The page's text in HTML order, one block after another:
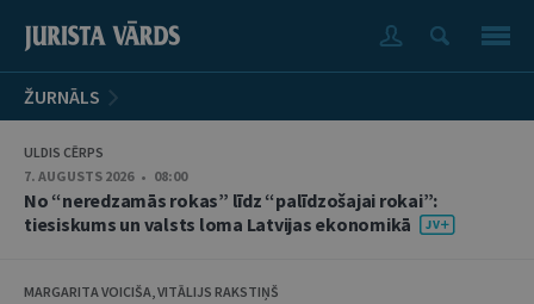
ŽURNĀLS
ULDIS CĒRPS
7. AUGUSTS 2026 • 08:00
No “neredzamās rokas” līdz “palīdzošajai rokai”:
tiesiskums un valsts loma Latvijas ekonomikā
MARGARITA VOICIŠA, VITĀLIJS RAKSTIŅŠ